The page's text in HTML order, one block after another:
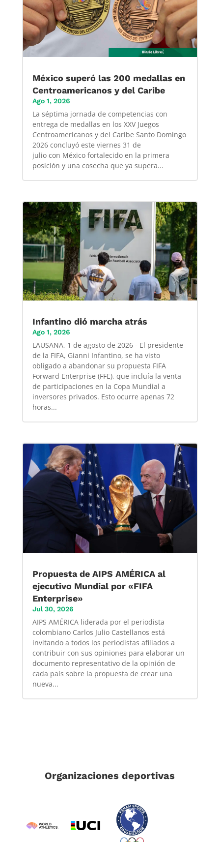
México superó las 200 medallas en
Centroamericanos y del Caribe
Ago 1, 2026
La séptima jornada de competencias con
entrega de medallas en los XXV Juegos
Centroamericanos y del Caribe Santo Domingo
2026 concluyó este viernes 31 de
julio con México fortalecido en la primera
posición y una cosecha que ya supera...
Infantino dió marcha atrás
Ago 1, 2026
LAUSANA, 1 de agosto de 2026 - El presidente
de la FIFA, Gianni Infantino, se ha visto
obligado a abandonar su propuesta FIFA
Forward Enterprise (FFE), que incluía la venta
de participaciones en la Copa Mundial a
inversores privados. Esto ocurre apenas 72
horas...
Propuesta de AIPS AMÉRICA al
ejecutivo Mundial por «FIFA
Enterprise»
Jul 30, 2026
AIPS AMÉRICA liderada por el periodista
colombiano Carlos Julio Castellanos está
invitando a todos los periodistas afiliados a
contribuir con sus opiniones para elaborar un
documento representativo de la opinión de
cada país sobre la propuesta de crear una
nueva...
Organizaciones deportivas